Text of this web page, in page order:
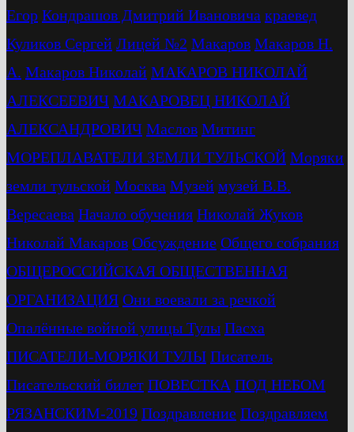
Егор Кондрашов Дмитрий Ивановича краевед
Куликов Сергей Лицей №2 Макаров Макаров Н.
А. Макаров Николай МАКАРОВ НИКОЛАЙ
АЛЕКСЕЕВИЧ МАКАРОВЕЦ НИКОЛАЙ
АЛЕКСАНДРОВИЧ Маслов Митинг
МОРЕПЛАВАТЕЛИ ЗЕМЛИ ТУЛЬСКОЙ Моряки
земли тульской Москва Музей музей В.В.
Вересаева Начало обучения Николай Жуков
Николай Макаров Обсуждение Общего собрания
ОБЩЕРОССИЙСКАЯ ОБЩЕСТВЕННАЯ
ОРГАНИЗАЦИЯ Они воевали за речкой
Опалённые войной улицы Тулы Пасха
ПИСАТЕЛИ-МОРЯКИ ТУЛЫ Писатель
Писательский билет ПОВЕСТКА ПОД НЕБОМ
РЯЗАНСКИМ-2019 Поздравление Поздравляем